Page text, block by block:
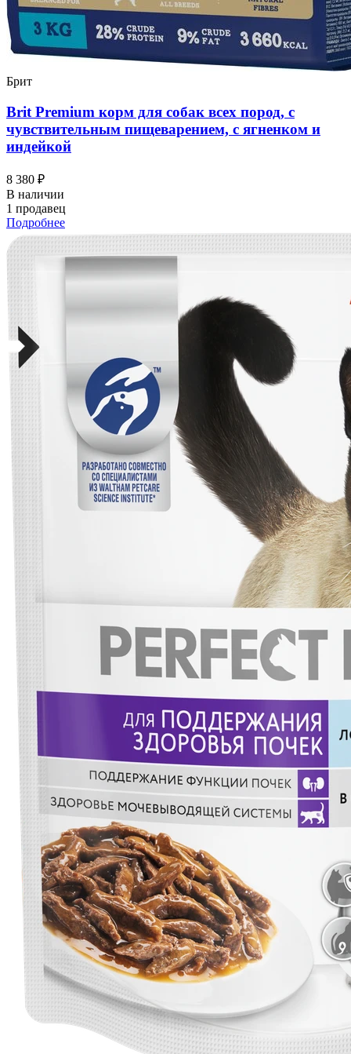
Брит
Brit Premium корм для собак всех пород, с
чувствительным пищеварением, с ягненком и
индейкой
8 380 ₽
В наличии
1 продавец
Подробнее